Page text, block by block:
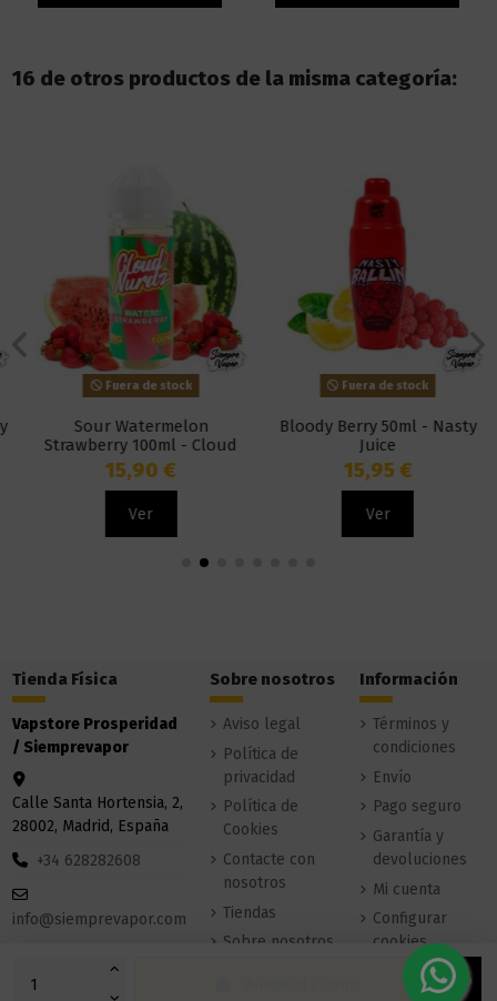
16 de otros productos de la misma categoría:
Fuera de stock
Sour Watermelon
Strawberry 100ml - Cloud
Nurdz
15,90 €
Ver
Fuera de stock
Bloody Berry 50ml - Nasty
Juice
15,95 €
Ver
Tienda Física
Vapstore Prosperidad
/ Siemprevapor
Calle Santa Hortensia, 2,
28002, Madrid, España
+34 628282608
info@siemprevapor.com
Sobre nosotros
Aviso legal
Política de
privacidad
Política de
Cookies
Contacte con
nosotros
Tiendas
Sobre nosotros
Información
Términos y
condiciones
Envío
Pago seguro
Garantía y
devoluciones
Mi cuenta
Configurar
cookies